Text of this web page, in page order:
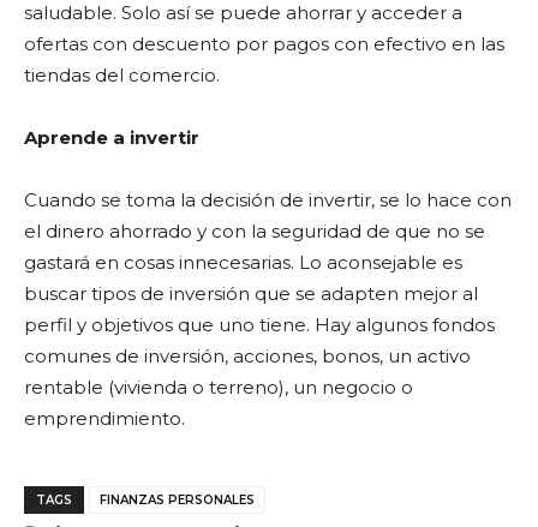
saludable. Solo así se puede ahorrar y acceder a
ofertas con descuento por pagos con efectivo en las
tiendas del comercio.
Aprende a invertir
Cuando se toma la decisión de invertir, se lo hace con
el dinero ahorrado y con la seguridad de que no se
gastará en cosas innecesarias. Lo aconsejable es
buscar tipos de inversión que se adapten mejor al
perfil y objetivos que uno tiene. Hay algunos fondos
comunes de inversión, acciones, bonos, un activo
rentable (vivienda o terreno), un negocio o
emprendimiento.
TAGS FINANZAS PERSONALES